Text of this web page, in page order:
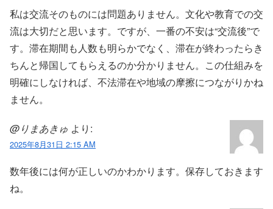
私は交流そのものには問題ありません。文化や教育での交
流は大切だと思います。ですが、一番の不安は“交流後”で
す。滞在期間も人数も明らかでなく、滞在が終わったらき
ちんと帰国してもらえるのか分かりません。この仕組みを
明確にしなければ、不法滞在や地域の摩擦につながりかね
ません。
@りまあきゅ より:
2025年8月31日 2:15 AM
数年後には何が正しいのかわかります。保存しておきます
ね。